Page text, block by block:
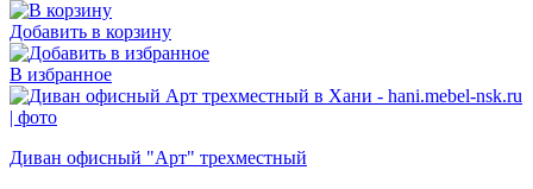
Добавить в корзину
В избранное
Диван офисный "Арт" трехместный